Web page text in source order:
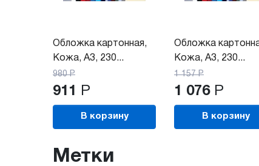
Обложка картонная,
Кожа, A3, 230...
980 Р
911 Р
В корзину
Обложка
Кожа, A3, 230...
1 157 Р
1 076 Р
В корзину
Метки